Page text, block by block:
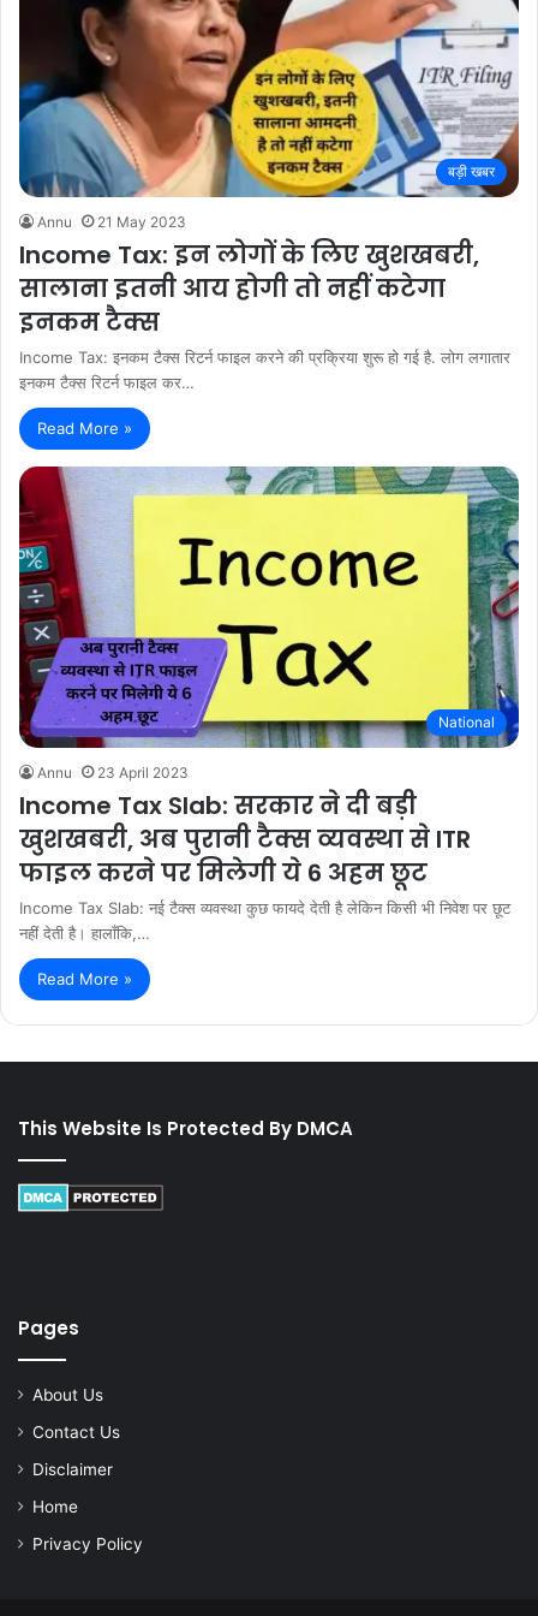
बड़ी खबर
Annu 21 May 2023
Income Tax: इन लोगों के लिए खुशखबरी,
सालाना इतनी आय होगी तो नहीं कटेगा
इनकम टैक्स
Income Tax: इनकम टैक्स रिटर्न फाइल करने की प्रक्रिया शुरू हो गई है. लोग लगातार
इनकम टैक्स रिटर्न फाइल कर…
Read More »
National
Annu 23 April 2023
Income Tax Slab: सरकार ने दी बड़ी
खुशखबरी, अब पुरानी टैक्स व्यवस्था से ITR
फाइल करने पर मिलेगी ये 6 अहम छूट
Income Tax Slab: नई टैक्स व्यवस्था कुछ फायदे देती है लेकिन किसी भी निवेश पर छूट
नहीं देती है। हालाँकि,…
Read More »
This Website Is Protected By DMCA
Pages
About Us
Contact Us
Disclaimer
Home
Privacy Policy